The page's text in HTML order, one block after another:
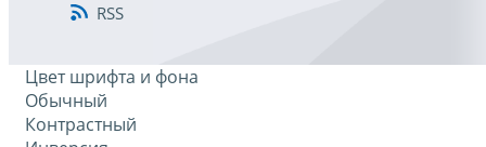
RSS
Цвет шрифта и фона
Обычный
Контрастный